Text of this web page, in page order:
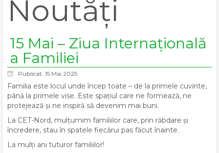
Noutăți
15 Mai – Ziua Internațională
a Familiei
Publicat: 15 Mai 2025
Familia este locul unde încep toate – de la primele cuvinte,
până la primele vise. Este spațiul care ne formează, ne
protejează și ne inspiră să devenim mai buni.
La CET-Nord, mulțumim familiilor care, prin răbdare și
încredere, stau în spatele fiecărui pas făcut înainte.
La mulți ani tuturor familiilor!